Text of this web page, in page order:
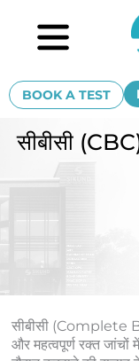
content
BOOK A TEST
सीबीसी
सीबीसी (Complete
और महत्वपूर्ण रक्त